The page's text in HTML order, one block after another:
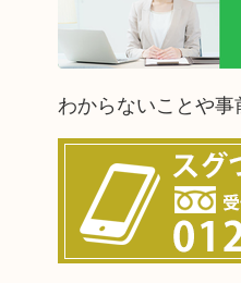
わからないことや